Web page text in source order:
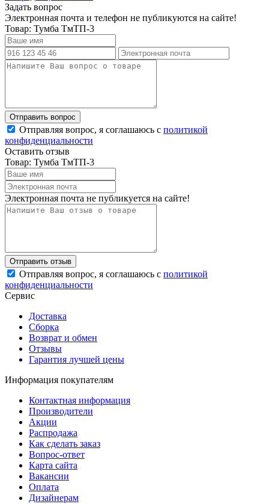
Задать вопрос
Электронная почта и телефон не публикуются на сайте!
Товар: Тумба ТмТП-3
Отправляя вопрос, я соглашаюсь с политикой
конфиденциальности
Оставить отзыв
Товар: Тумба ТмТП-3
Электронная почта не публикуется на сайте!
Отправляя вопрос, я соглашаюсь с политикой
конфиденциальности
Сервис
Доставка
Сборка
Возврат и обмен
Отзывы
Гарантия лучшей цены
Информация покупателям
Контактная информация
Производители
Акции
Распродажа
Как сделать заказ
Вопрос-ответ
Карта сайта
Вакансии
Оплата
Дизайнерам